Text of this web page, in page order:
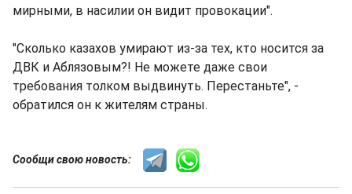
мирными, в насилии он видит провокации".
"Сколько казахов умирают из-за тех, кто носится за
ДВК и Аблязовым?! Не можете даже свои
требования толком выдвинуть. Перестаньте", -
обратился он к жителям страны.
Сообщи свою новость: